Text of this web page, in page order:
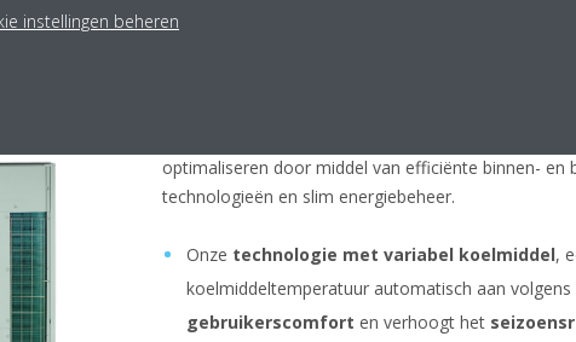
units
VRV-systemen van Daikin verlagen uw
optimaliseren door middel van efficiënte binnen- en
technologieën en slim energiebeheer.
Onze technologie met variabel koelmiddel,
koelmiddeltemperatuur automatisch aan
gebruikerscomfort en verhoogt het
instellingen beheren